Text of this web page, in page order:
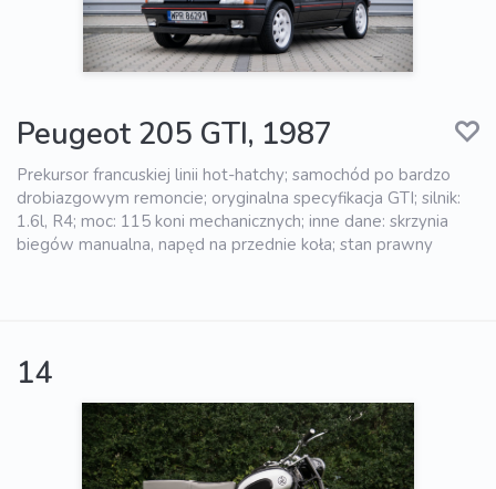
Peugeot 205 GTI, 1987
Prekursor francuskiej linii hot-hatchy; samochód po bardzo
drobiazgowym remoncie; oryginalna specyfikacja GTI; silnik:
1.6l, R4; moc: 115 koni mechanicznych; inne dane: skrzynia
biegów manualna, napęd na przednie koła; stan prawny
14